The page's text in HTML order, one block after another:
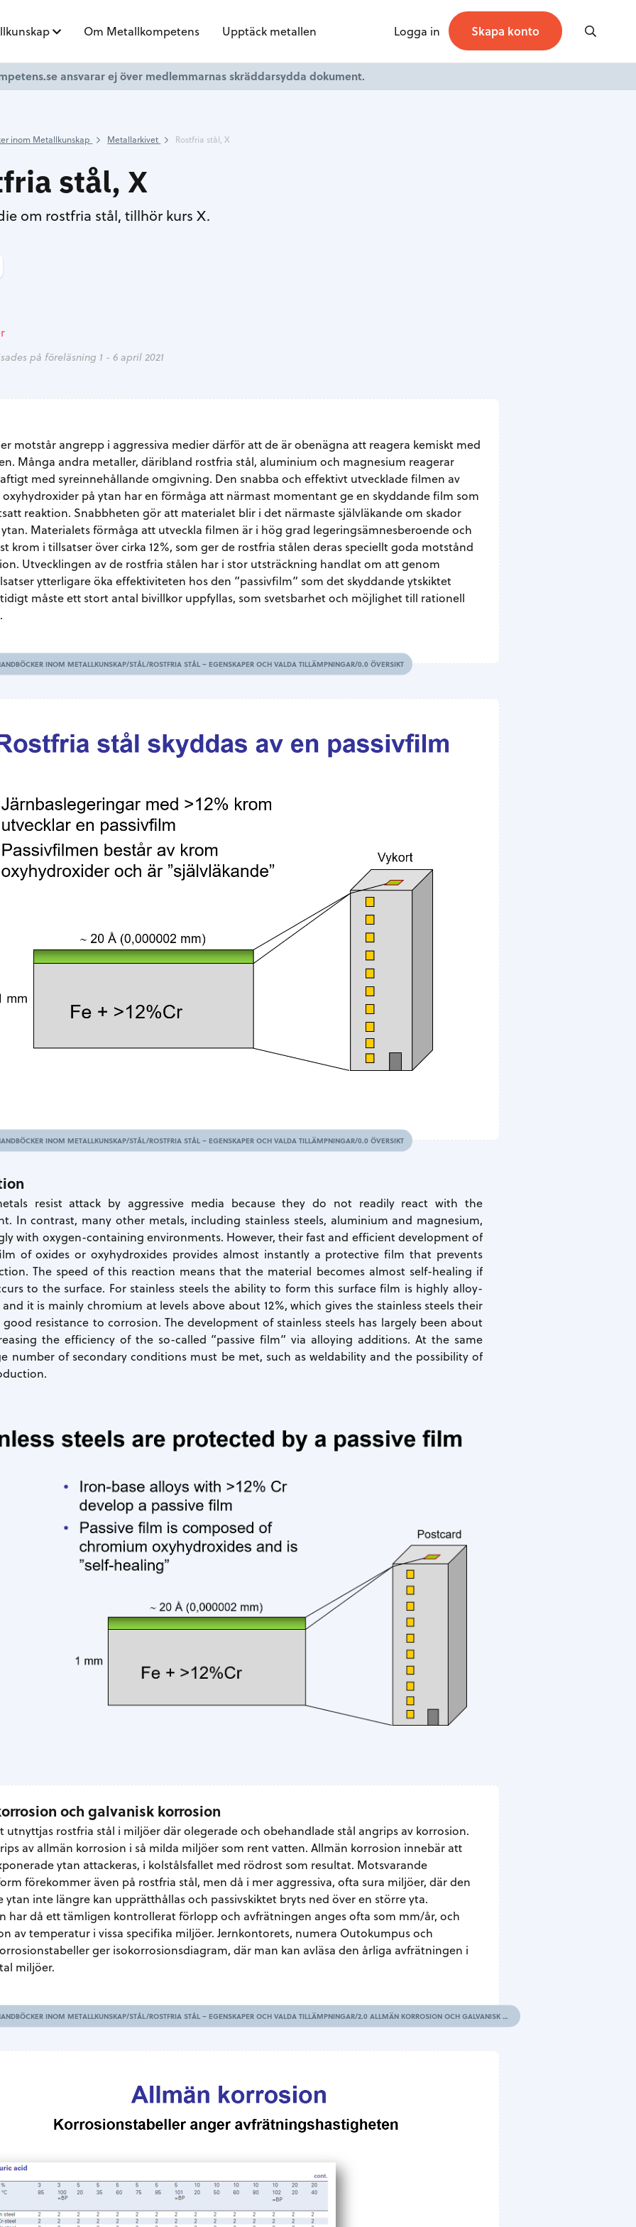
Om Metallkompetens Upptäck metallen Logga in Skapa konto
ansvarar ej över medlemmarnas skräddarsydda dokument.
inom Metallkunskap Metallarkivet Rostfria stål, X
stål, X
om rostfria stål, tillhör kurs X.
på föreläsning 1 - 6 april 2021
motstår angrepp i aggressiva medier därför att de är obenägna att reagera kemiskt med
Många andra metaller, däribland rostfria stål, aluminium och magnesium reagerar
med syreinnehållande omgivning. Den snabba och effektivt utvecklade filmen av
på ytan har en förmåga att närmast momentant ge en skyddande film som
reaktion. Snabbheten gör att materialet blir i det närmaste självläkande om skador
Materialets förmåga att utveckla filmen är i hög grad legeringsämnesberoende och
krom i tillsatser över cirka 12%, som ger de rostfria stålen deras speciellt goda motstånd
Utvecklingen av de rostfria stålen har i stor utsträckning handlat om att genom
ytterligare öka effektiviteten hos den ”passivfilm” som det skyddande ytskiktet
måste ett stort antal bivillkor uppfyllas, som svetsbarhet och möjlighet till rationell
INOM METALLKUNSKAP/STÅL/ROSTFRIA STÅL – EGENSKAPER OCH VALDA TILLÄMPNINGAR/0.0 ÖVERSIKT
INOM METALLKUNSKAP/STÅL/ROSTFRIA STÅL – EGENSKAPER OCH VALDA TILLÄMPNINGAR/0.0 ÖVERSIKT
resist attack by aggressive media because they do not readily react with the
In contrast, many other metals, including stainless steels, aluminium and magnesium,
with oxygen-containing environments. However, their fast and efficient development of
of oxides or oxyhydroxides provides almost instantly a protective film that prevents
The speed of this reaction means that the material becomes almost self-healing if
to the surface. For stainless steels the ability to form this surface film is highly alloy-
it is mainly chromium at levels above about 12%, which gives the stainless steels their
resistance to corrosion. The development of stainless steels has largely been about
the efficiency of the so-called ”passive film” via alloying additions. At the same
number of secondary conditions must be met, such as weldability and the possibility of
och galvanisk korrosion
utnyttjas rostfria stål i miljöer där olegerade och obehandlade stål angrips av korrosion.
av allmän korrosion i så milda miljöer som rent vatten. Allmän korrosion innebär att
ytan attackeras, i kolstålsfallet med rödrost som resultat. Motsvarande
förekommer även på rostfria stål, men då i mer aggressiva, ofta sura miljöer, där den
ytan inte längre kan upprätthållas och passivskiktet bryts ned över en större yta.
har då ett tämligen kontrollerat förlopp och avfrätningen anges ofta som mm/år, och
av temperatur i vissa specifika miljöer. Jernkontorets, numera Outokumpus och
ger isokorrosionsdiagram, där man kan avläsa den årliga avfrätningen i
miljöer.
KÄLLA: VÅRA HANDBÖCKER INOM METALLKUNSKAP/STÅL/ROSTFRIA STÅL – EGENSKAPER OCH VALDA TILLÄMPNINGAR/2.0 ALLMÄN KORROSION OCH GALVANISK KORROSION